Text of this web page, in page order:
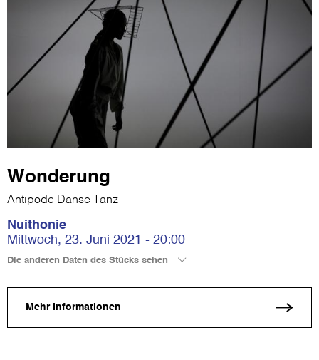
Wonderung
Antipode Danse Tanz
Nuithonie
Mittwoch, 23. Juni 2021 - 20:00
Die anderen Daten des Stücks sehen
Mehr Informationen